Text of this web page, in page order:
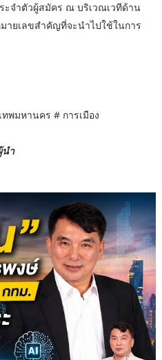
ะจำตัวผู้สมัคร ณ บริเวณเวทีด้าน
ายเลขสำคัญที่จะนำไปใช้ในการ
พมหานคร # การเมือง
นำ